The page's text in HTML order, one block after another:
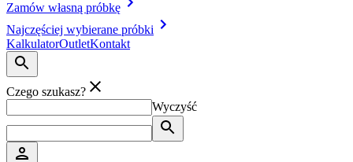
Zamów własną próbkę
Najczęściej wybierane próbki
KalkulatorOutletKontakt
Czego szukasz?
Wyczyść